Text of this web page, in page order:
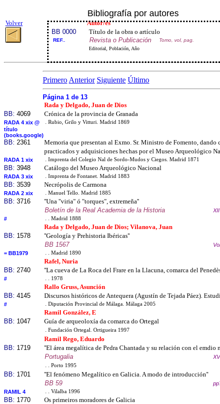
Volver
Bibliografía por autores
Autor/es
BB 0000
Título de la obra o artículo
REF.. Revista o Publicación
Tomo, vol, pag.
Editorial, Población, Año
Primero Anterior Siguiente Último
Página 1 de 13
Rada y Delgado, Juan de Dios
BB: 4069 Crónica de la provincia de Granada
RADA 4 xix @ . Rubio, Grilo y Vitturi. Madrid 1869
título
(books.google)
BB: 2361
Memoria que presentan al Exmo. Sr. Ministro de Fomento, dando
practicados y adquisiciones hechas por el Museo Arqueológico
RADA 1 xix . Imprenta del Colegio Nal de Sordo-Mudos y Ciegos. Madrid 1871
BB: 3948 Catálogo del Museo Arqueológico Nacional
RADA 3 xix . Imprenta de Fontanet. Madrid 1883
BB: 3539 Necrópolis de Carmona
RADA 2 xix . Manuel Tello. Madrid 1885
BB: 3716
''Una "viria" ó "torques", extremeña''
Boletín de la Real Academia de la Historia
#
. . Madrid 1888
Rada y Delgado, Juan de Dios; Vilanova, Juan
BB: 1578
''Geología y Prehistoria Ibéricas''
BB 1567
= BB1979
. . Madrid 1890
Rafel, Nuria
BB: 2740 ''La cueva de La Roca del Frare en la Llacuna, comarca del
# . . 1978
Rallo Gruss, Asunción
BB: 4145 Discursos históricos de Antequera (Agustín de Tejada Páez).
# . Diputación Provincial de Málaga. Málaga 2005
Ramil González, E
BB: 1047 Guía de arqueoloxía da comarca do Ortegal
. Fundación Ortegal. Ortigueira 1997
Ramil Rego, Eduardo
BB: 1719
''El área megalítica de Pedra Chantada y su relación con el emdio
Portugalia
. . Porto 1995
BB: 1701
''El fenómeno Megalítico en Galicia. A modo de introducción''
BB 59
RAMIL 4
. . Vilalba 1996
BB: 1770 Os primeiros moradores de Galicia